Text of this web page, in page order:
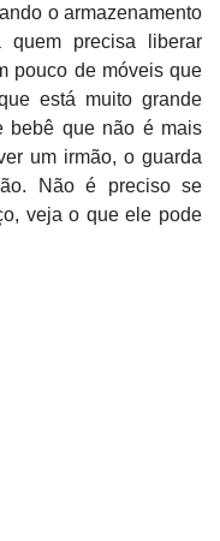
o armazenamento
quem precisa liberar
pouco de móveis que
está muito grande
bebê que não é mais
um irmão, o guarda
Não é preciso se
veja o que ele pode